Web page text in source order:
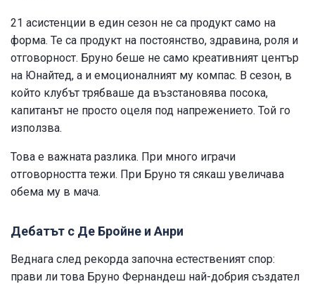
21 асистенции в един сезон не са продукт само на
форма. Те са продукт на постоянство, здравина, роля и
отговорност. Бруно беше не само креативният център
на Юнайтед, а и емоционалният му компас. В сезон, в
който клубът трябваше да възстановява посока,
капитанът не просто оцеля под напрежението. Той го
използва.
Това е важната разлика. При много играчи
отговорността тежи. При Бруно тя сякаш увеличава
обема му в мача.
Дебатът с Де Бройне и Анри
Веднага след рекорда започна естественият спор:
прави ли това Бруно Фернандеш най-добрия създател